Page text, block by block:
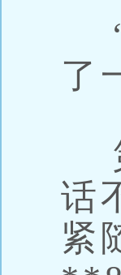
“
了
话
紧